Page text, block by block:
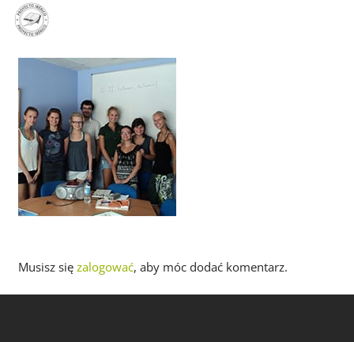
Musisz się zalogować, aby móc dodać komentarz.